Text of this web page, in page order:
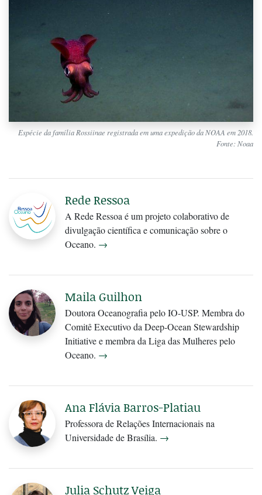
Espécie da família Rossiinae registrada em uma expedição da NOAA em 2018.
Fonte: Noaa
Rede Ressoa
A Rede Ressoa é um projeto colaborativo de
divulgação científica e comunicação sobre o
Oceano. →
Maila Guilhon
Doutora Oceanografia pelo IO-USP. Membra do
Comitê Executivo da Deep-Ocean Stewardship
Initiative e membra da Liga das Mulheres pelo
Oceano. →
Ana Flávia Barros-Platiau
Professora de Relações Internacionais na
Universidade de Brasília. →
Julia Schutz Veiga